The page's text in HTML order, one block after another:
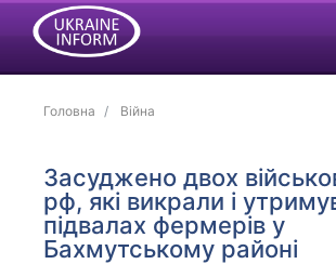
Головна Війна
Засуджено двох
рф, які викрали і
підвалах фермерів у
Бахмутському районі